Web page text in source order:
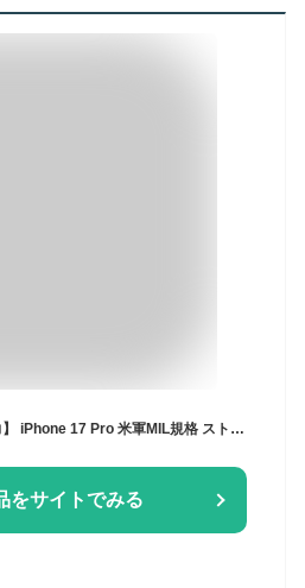
Spigen 【創業18年の技術力】 iPhone 17 Pro 米軍MIL規格 ストラップホール マット TPU バンパー 耐衝撃 リキッド・エア (マット・ブラック) ACS09942
をサイトでみる